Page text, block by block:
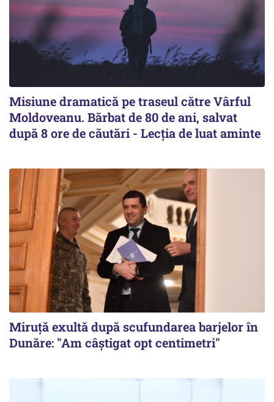
Misiune dramatică pe traseul către Vârful
Moldoveanu. Bărbat de 80 de ani, salvat
după 8 ore de căutări - Lecția de luat aminte
Miruță exultă după scufundarea barjelor în
Dunăre: "Am câștigat opt centimetri"